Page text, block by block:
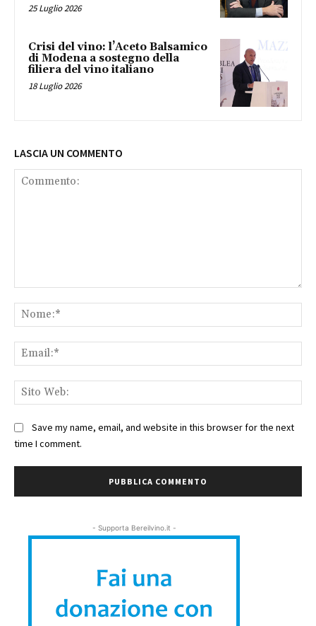
25 Luglio 2026
Crisi del vino: l’Aceto Balsamico
di Modena a sostegno della
filiera del vino italiano
18 Luglio 2026
LASCIA UN COMMENTO
Save my name, email, and website in this browser for the next
time I comment.
- Supporta Bereilvino.it -